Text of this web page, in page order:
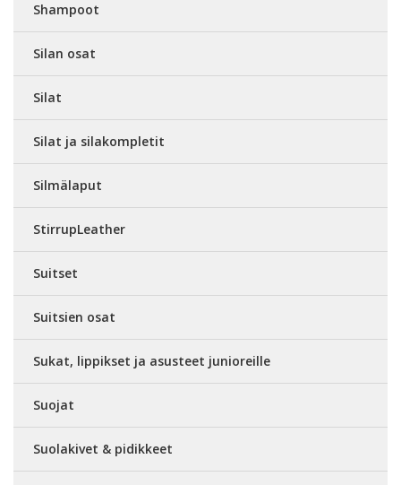
Shampoot
Silan osat
Silat
Silat ja silakompletit
Silmälaput
StirrupLeather
Suitset
Suitsien osat
Sukat, lippikset ja asusteet junioreille
Suojat
Suolakivet & pidikkeet